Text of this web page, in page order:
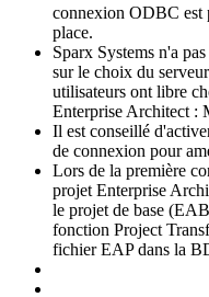
connexion ODBC est
place.
Sparx Systems n'a
sur le choix du
utilisateurs ont libre
Enterprise Architect :
Il est conseillé
de connexion pour
Lors de la première
projet Enterprise
le projet de base
fonction Project
fichier EAP dans la